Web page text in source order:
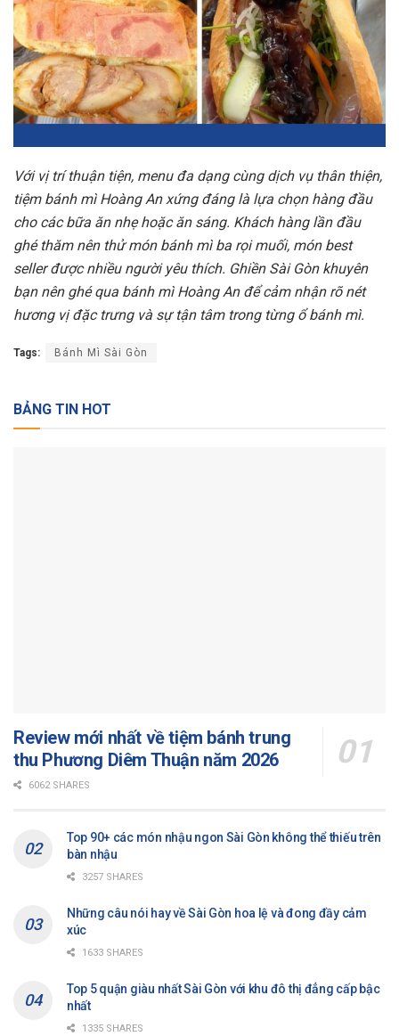
Với vị trí thuận tiện, menu đa dạng cùng dịch vụ thân thiện,
tiệm bánh mì Hoàng An xứng đáng là lựa chọn hàng đầu
cho các bữa ăn nhẹ hoặc ăn sáng. Khách hàng lần đầu
ghé thăm nên thử món bánh mì ba rọi muối, món best
seller được nhiều người yêu thích. Ghiền Sài Gòn khuyên
bạn nên ghé qua bánh mì Hoàng An để cảm nhận rõ nét
hương vị đặc trưng và sự tận tâm trong từng ổ bánh mì.
Tags: Bánh Mì Sài Gòn
BẢNG TIN HOT
Review mới nhất về tiệm bánh trung
thu Phương Diêm Thuận năm 2026
6062 SHARES
Top 90+ các món nhậu ngon Sài Gòn không thể thiếu trên
bàn nhậu
3257 SHARES
Những câu nói hay về Sài Gòn hoa lệ và đong đầy cảm
xúc
1633 SHARES
Top 5 quận giàu nhất Sài Gòn với khu đô thị đẳng cấp bậc
nhất
1335 SHARES